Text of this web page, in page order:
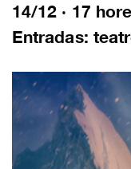
14/12 · 17
Entradas: